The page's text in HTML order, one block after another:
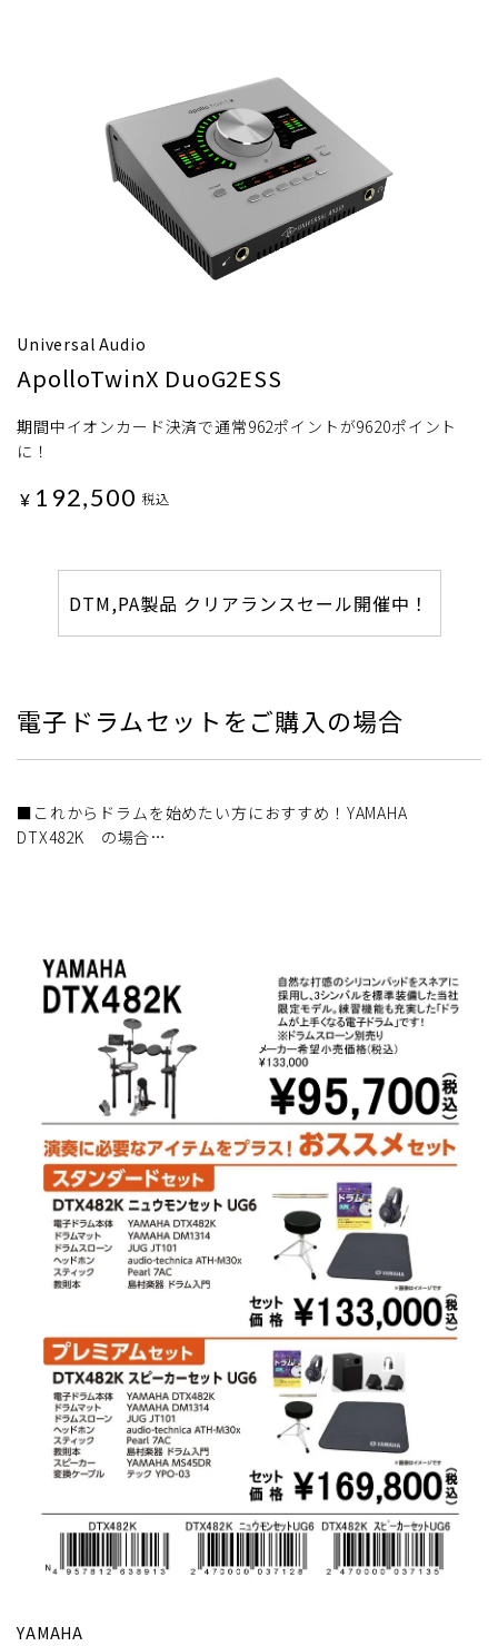
Universal Audio
ApolloTwinX DuoG2ESS
期間中イオンカード決済で通常962ポイントが9620ポイント
に！
¥ 192,500 税込
DTM,PA製品 クリアランスセール開催中！
電子ドラムセットをご購入の場合
■これからドラムを始めたい方におすすめ！YAMAHA
DTX482K の場合…
YAMAHA